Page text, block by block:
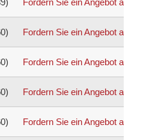
Fordern Sie ein Angebot an
Fordern Sie ein Angebot an
Fordern Sie ein Angebot an
Fordern Sie ein Angebot an
Fordern Sie ein Angebot an